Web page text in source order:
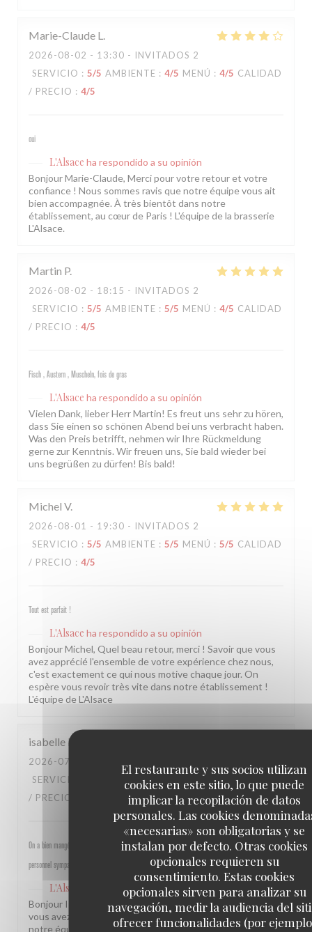
El restaurante y sus socios utilizan
cookies en este sitio, lo que puede
implicar la recopilación de datos
personales. Las cookies
«necesarias» son obligatorias y se
instalan por defecto. Otras cookies
opcionales requieren su
consentimiento. Estas cookies
opcionales sirven para analizar su
navegación, medir la audiencia del
ofrecer funcionalidades (por
Marie-Claude L
2026-08-02 - 13:30 - INVITADOS 2
SERVICIO : 5/5 AMBIENTE : 4/5 MENÚ : 4/5 CALIDAD
/ PRECIO : 4/5
oui
L'Alsace ha respondido a su opinión
Bonjour Marie-Claude, Merci pour votre retour et votre
confiance ! Nous sommes ravis que notre équipe vous ait
bien accompagnée. À très bientôt dans notre
établissement, au cœur de Paris ! L'équipe de la brasserie
L'Alsace.
Martin P
2026-08-02 - 18:15 - INVITADOS 2
SERVICIO : 5/5 AMBIENTE : 5/5 MENÚ : 4/5 CALIDAD
/ PRECIO : 4/5
Fisch , Austern , Muscheln, fois de gras
L'Alsace ha respondido a su opinión
Vielen Dank, lieber Herr Martin! Es freut uns sehr zu hören,
dass Sie einen so schönen Abend bei uns verbracht haben.
Was den Preis betrifft, nehmen wir Ihre Rückmeldung
gerne zur Kenntnis. Wir freuen uns, Sie bald wieder bei
uns begrüßen zu dürfen! Bis bald!
Michel V
2026-08-01 - 19:30 - INVITADOS 2
SERVICIO : 5/5 AMBIENTE : 5/5 MENÚ : 5/5 CALIDAD
/ PRECIO : 4/5
Tout est parfait !
L'Alsace ha respondido a su opinión
Bonjour Michel, Quel beau retour, merci ! Savoir que vous
avez apprécié l'ensemble de votre expérience chez nous,
c'est exactement ce qui nous motive chaque jour. On
espère vous revoir très vite dans notre établissement !
L'équipe de L'Alsace
isabelle M
2026-07-30
SERVICIO
AMBIENTE MENÚ : 4
CALIDAD
/ PRECIO
On a bien mangé, bon rapport qualité prix pour les champs, très bel emplacement, peu d attente,
personnel sympathique et efficace.
L'Alsace
ha respondido a su opinión
Bonjour Isabelle, Merci pour ce beau retour ! Savoir que
vous avez passé un bon moment près des Champs et que
notre équipe a été à la hauteur, c'est une vraie fierté pour